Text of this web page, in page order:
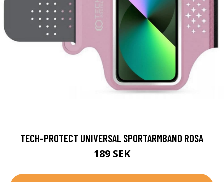
TECH-PROTECT UNIVERSAL SPORTARMBAND ROSA
189 SEK